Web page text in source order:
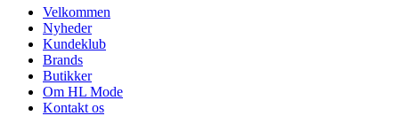
Velkommen
Nyheder
Kundeklub
Brands
Butikker
Om HL Mode
Kontakt os